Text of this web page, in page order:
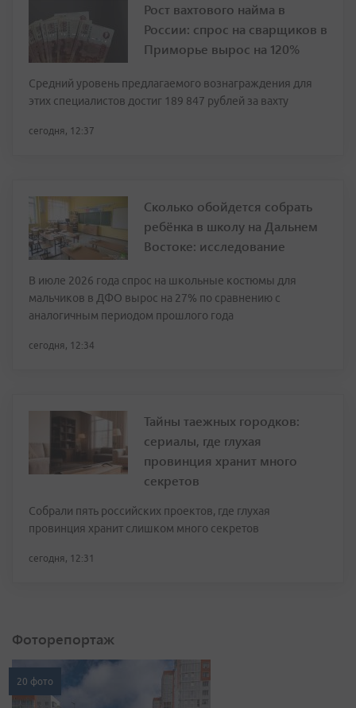
Рост вахтового найма в
России: спрос на сварщиков в
Приморье вырос на 120%
Средний уровень предлагаемого вознаграждения для
этих специалистов достиг 189 847 рублей за вахту
сегодня, 12:37
Сколько обойдется собрать
ребёнка в школу на Дальнем
Востоке: исследование
В июле 2026 года спрос на школьные костюмы для
мальчиков в ДФО вырос на 27% по сравнению с
аналогичным периодом прошлого года
сегодня, 12:34
Тайны таежных городков:
сериалы, где глухая
провинция хранит много
секретов
Собрали пять российских проектов, где глухая
провинция хранит слишком много секретов
сегодня, 12:31
Фоторепортаж
20 фото